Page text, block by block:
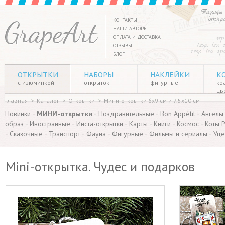
Тарифы
125р. (за
135р. (за
КОНТАКТЫ
НАШИ АВТОРЫ
ОПЛАТА И ДОСТАВКА
ОТЗЫВЫ
БЛОГ
ОТКРЫТКИ
с изюминкой
НАБОРЫ
открыток
НАКЛЕЙКИ
фигурные
Главная > Каталог > Открытки > Мини-открытки 6х9 см и 7.5х10 см
Новинки - МИНИ-открытки - Поздравительные - Bon Appétit -
образ - Иностранные - Инста-открытки - Карты - Книги - Космос - Коты
- Сказочные - Транспорт- Фауна - Фигурные - Фильмы и сериалы -
Mini-открытка. Чудес и подарков